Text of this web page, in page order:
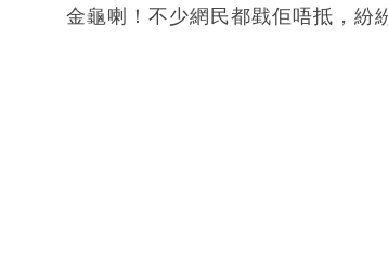
金龜喇！不少網民都戥佢唔抵，紛